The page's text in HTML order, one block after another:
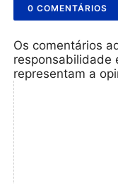
0 COMENTÁRIOS
Os comentários
responsabilidade
representam a